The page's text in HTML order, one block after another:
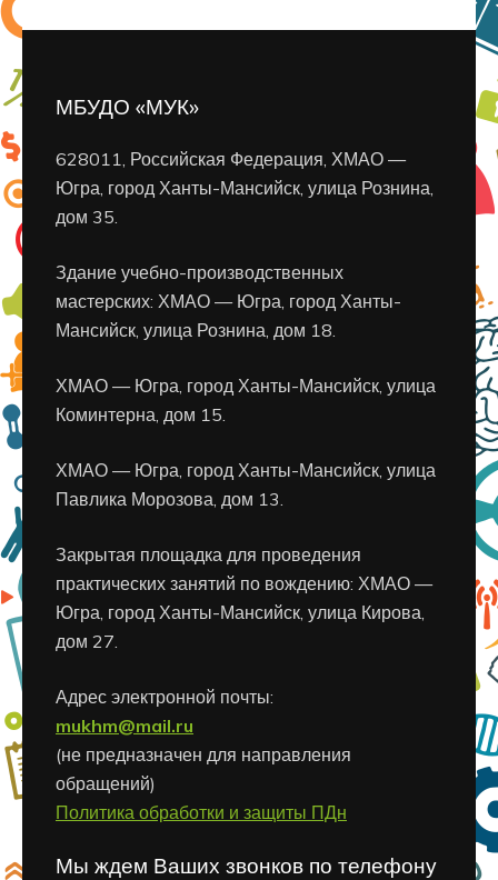
МБУДО «МУК»
628011, Российская Федерация, ХМАО —
Югра, город Ханты-Мансийск, улица Рознина,
дом 35.
Здание учебно-производственных
мастерских: ХМАО — Югра, город Ханты-
Мансийск, улица Рознина, дом 18.
ХМАО — Югра, город Ханты-Мансийск, улица
Коминтерна, дом 15.
ХМАО — Югра, город Ханты-Мансийск, улица
Павлика Морозова, дом 13.
Закрытая площадка для проведения
практических занятий по вождению: ХМАО —
Югра, город Ханты-Мансийск, улица Кирова,
дом 27.
Адрес электронной почты:
mukhm@mail.ru
(не предназначен для направления
обращений)
Политика обработки и защиты ПДн
Мы ждем Ваших звонков по телефону